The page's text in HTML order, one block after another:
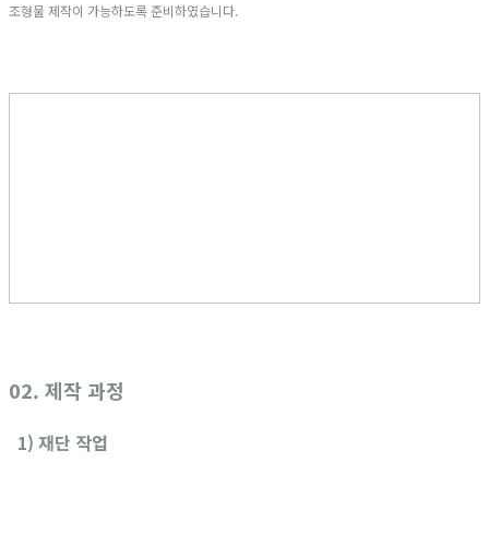
조형물 제작이 가능하도록 준비하였습니다.
02. 제작 과정
1) 재단 작업